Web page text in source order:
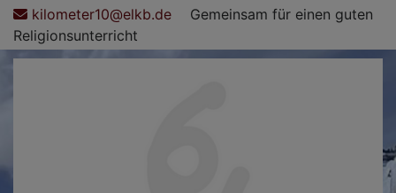
Direkt
zum
Inhalt
kilometer10@elkb.de
Gemeinsam für einen guten
Religionsunterricht